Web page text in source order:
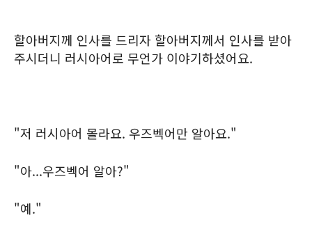
할아버지께 인사를 드리자 할아버지께서 인사를 받아
주시더니 러시아어로 무언가 이야기하셨어요.
"저 러시아어 몰라요. 우즈벡어만 알아요."
"아...우즈벡어 알아?"
"예."